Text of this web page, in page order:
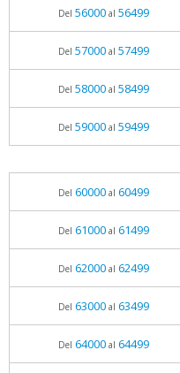
Del 56000al 56499
Del 57000al 57499
Del 58000al 58499
Del 59000al 59499
Del 60000al 60499
Del 61000al 61499
Del 62000al 62499
Del 63000al 63499
Del 64000al 64499